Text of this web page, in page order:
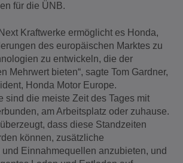
für die ÜNB.
Kraftwerke ermöglicht es Honda,
des europäischen Marktes zu
zu entwickeln, die der
Mehrwert bieten“, sagte Tom Gardner,
Honda Motor Europe.
sind die meiste Zeit des Tages mit
am Arbeitsplatz oder zuhause.
dass diese Standzeiten
können, zusätzliche
Einnahmequellen anzubieten, und